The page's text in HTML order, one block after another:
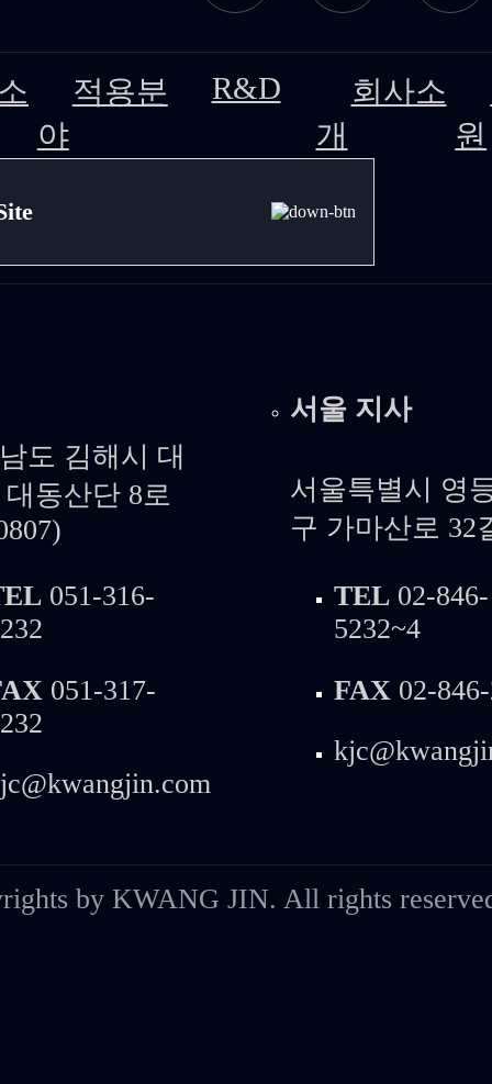
적용분
야
R&D
회사소
개
원
도 김해시 대
동산단 8로
051-316-
051-317-
서울 지사
서울특별시 영
구 가마산로 32
TEL 02-846-
5232~4
FAX 02-
by KWANG JIN. All rights